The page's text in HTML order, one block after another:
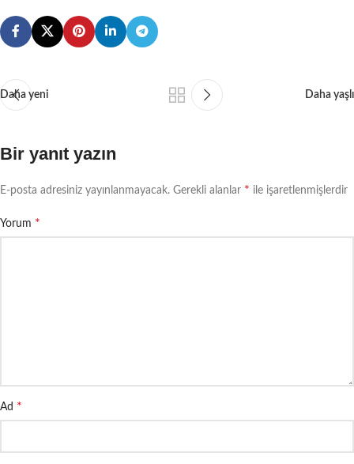
Daha yeni Daha yaşlı
Bir yanıt yazın
E-posta adresiniz yayınlanmayacak. Gerekli alanlar * ile işaretlenmişlerdir
Yorum *
Ad *